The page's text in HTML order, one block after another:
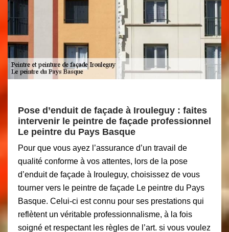
Pose d’enduit de façade à Irouleguy : faites
intervenir le peintre de façade professionnel
Le peintre du Pays Basque
Pour que vous ayez l’assurance d’un travail de
qualité conforme à vos attentes, lors de la pose
d’enduit de façade à Irouleguy, choisissez de vous
tourner vers le peintre de façade Le peintre du Pays
Basque. Celui-ci est connu pour ses prestations qui
reflètent un véritable professionnalisme, à la fois
soigné et respectant les règles de l’art. si vous voulez